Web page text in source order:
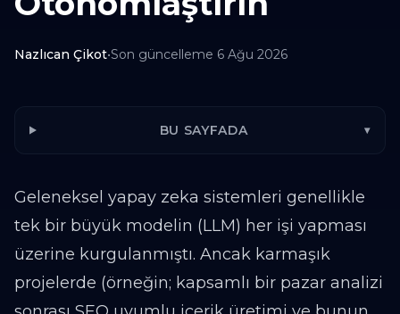
Nazlıcan Çikot•Son güncelleme 6 Ağu 2026
BU SAYFADA ▾
Geleneksel yapay zeka sistemleri genellikle
tek bir büyük modelin (LLM) her işi yapması
üzerine kurgulanmıştı. Ancak karmaşık
projelerde (örneğin; kapsamlı bir pazar analizi